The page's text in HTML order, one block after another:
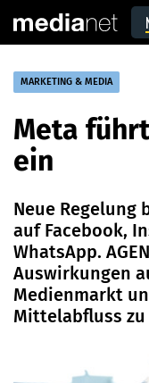
MARKETING & MEDIA
Meta
ein
Neue
auf Facebook,
WhatsApp.
Auswirkungen
Medienmarkt
Mittelabfluss